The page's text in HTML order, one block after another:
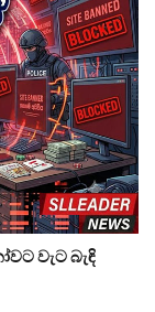
වැට බැඳි